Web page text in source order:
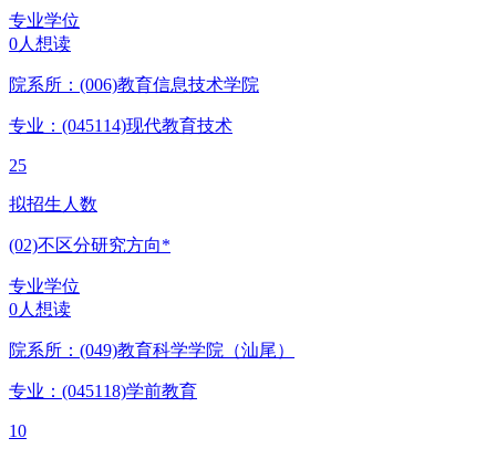
专业学位
0人想读
院系所：(006)教育信息技术学院
专业：(045114)现代教育技术
25
拟招生人数
(02)不区分研究方向*
专业学位
0人想读
院系所：(049)教育科学学院（汕尾）
专业：(045118)学前教育
10